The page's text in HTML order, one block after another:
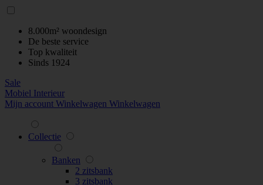
8.000m² woondesign
De beste service
Top kwaliteit
Sinds 1924
Sale
Mobiel Interieur
Mijn account Winkelwagen Winkelwagen
Collectie
Banken
2 zitsbank
3 zitsbank